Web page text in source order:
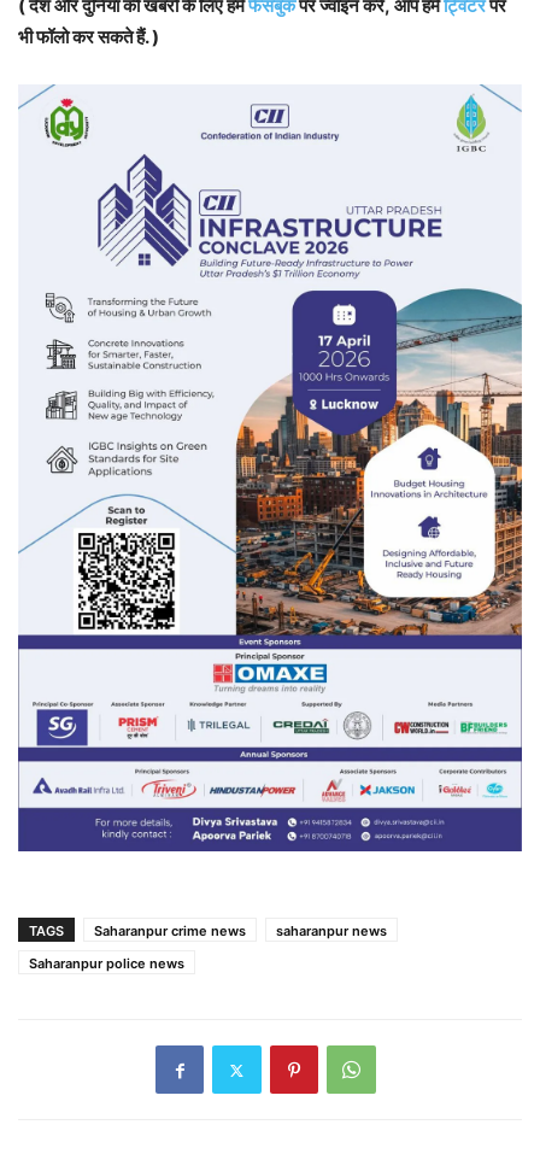
( देश और दुनिया की खबरों के लिए हमेंफेसबुकपर ज्वॉइन करें, आप हमेंट्विटरपर
भी फॉलो कर सकते हैं. )
TAGS Saharanpur crime news
saharanpur news
Saharanpur police news